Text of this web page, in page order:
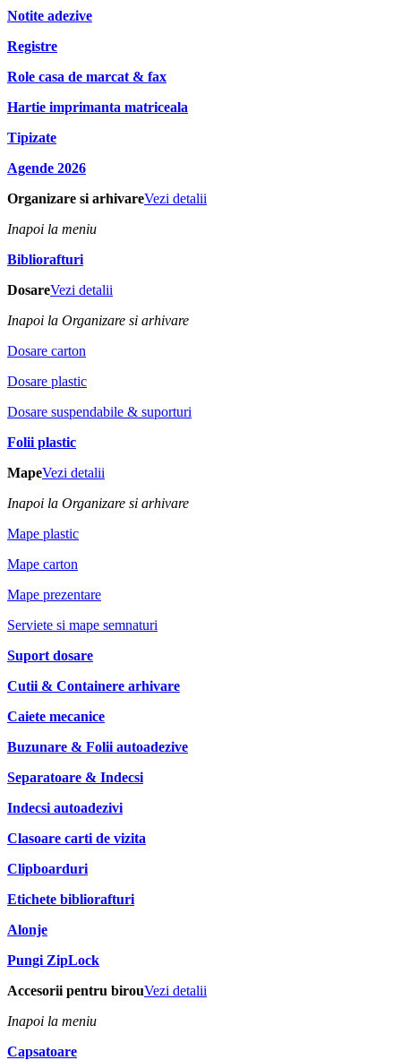
Notite adezive
Registre
Role casa de marcat & fax
Hartie imprimanta matriceala
Tipizate
Agende 2026
Organizare si arhivareVezi detalii
Inapoi la meniu
Bibliorafturi
DosareVezi detalii
Inapoi la Organizare si arhivare
Dosare carton
Dosare plastic
Dosare suspendabile & suporturi
Folii plastic
MapeVezi detalii
Inapoi la Organizare si arhivare
Mape plastic
Mape carton
Mape prezentare
Serviete si mape semnaturi
Suport dosare
Cutii & Containere arhivare
Caiete mecanice
Buzunare & Folii autoadezive
Separatoare & Indecsi
Indecsi autoadezivi
Clasoare carti de vizita
Clipboarduri
Etichete bibliorafturi
Alonje
Pungi ZipLock
Accesorii pentru birouVezi detalii
Inapoi la meniu
Capsatoare